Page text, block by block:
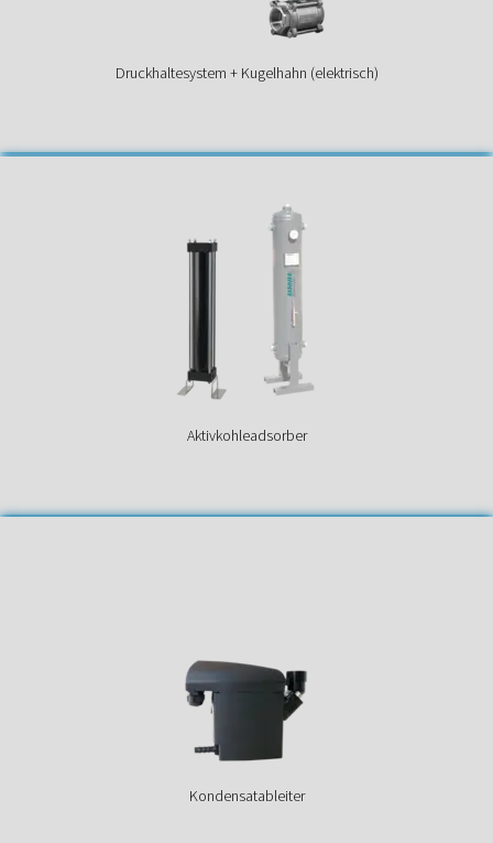
Druckhaltesystem + Kugelhahn (elektrisch)
Aktivkohleadsorber
Kondensatableiter